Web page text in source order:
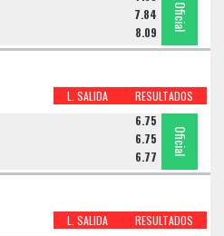
Oficial
7.84 Oficial
8.09
Oficial
L. SALIDA RESULTADOS
6.75
Oficial
6.75 Oficial
6.77
Oficial
L. SALIDA RESULTADOS